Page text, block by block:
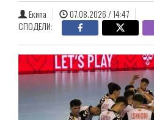
Екипа
07.08.2026 / 14:47
СПОДЕЛИ: